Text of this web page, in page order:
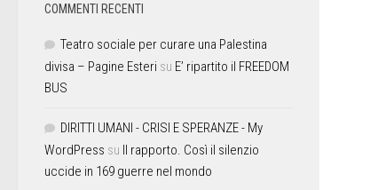
COMMENTI RECENTI
Teatro sociale per curare una Palestina
divisa – Pagine Esteri su E’ ripartito il FREEDOM
BUS
DIRITTI UMANI - CRISI E SPERANZE - My
WordPress su Il rapporto. Così il silenzio
uccide in 169 guerre nel mondo